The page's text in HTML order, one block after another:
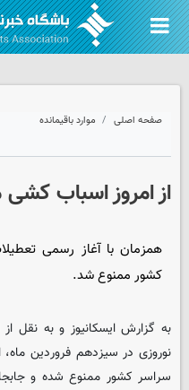
صفحه اصلی موارد باقیمانده
از امروز اسباب
همزمان با آغاز رسمی
کشور ممنوع شد.
به گزارش ایسکانیوز و به نقل از
نوروزی در سیزدهم فروردین
سراسر کشور ممنوع شده و